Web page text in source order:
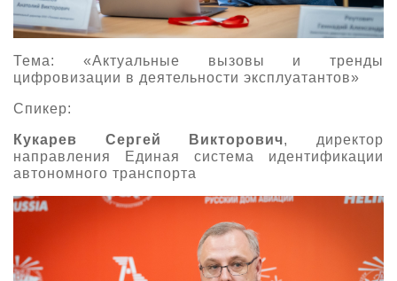
Тема: «Актуальные вызовы и тренды
цифровизации в деятельности эксплуатантов»
Спикер:
Кукарев Сергей Викторович, директор
направления Единая система идентификации
автономного транспорта